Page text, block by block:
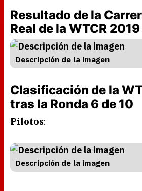
Resultado de la
Real de la WTCR 2019
Descripción de la imagen
Clasificación de la
tras la Ronda 6 de 10
Pilotos:
Descripción de la imagen